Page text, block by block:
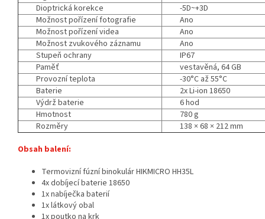
Dioptrická korekce
-5D~+3D
Možnost pořízení fotografie
Ano
Možnost pořízení videa
Ano
Možnost zvukového záznamu
Ano
Stupeň ochrany
IP67
Paměť
vestavěná, 64 GB
Provozní teplota
-30°C až 55°C
Baterie
2x Li-ion 18650
Výdrž baterie
6 hod
Hmotnost
780 g
Rozměry
138 × 68 × 212 mm
Obsah balení:
Termovizní fúzní binokulár HIKMICRO HH35L
4x dobíjecí baterie 18650
1x nabíječka baterií
1x látkový obal